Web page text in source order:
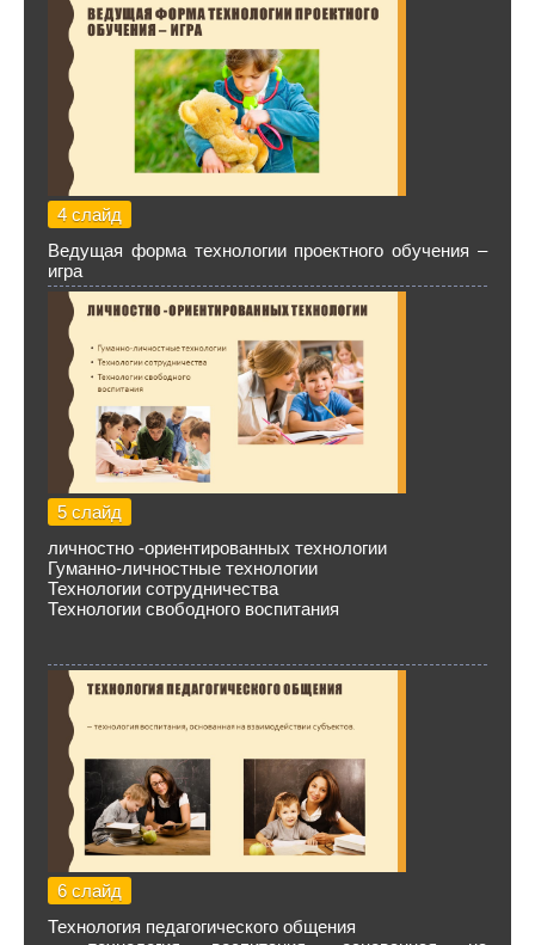
4 слайд
Ведущая форма технологии проектного обучения –
игра
5 слайд
личностно -ориентированных технологии
Гуманно-личностные технологии
Технологии сотрудничества
Технологии свободного воспитания
6 слайд
Технология педагогического общения